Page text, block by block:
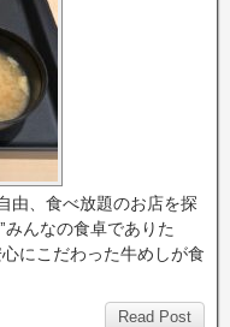
由、食べ放題のお店を探
んなの食卓でありた
にこだわった牛めしが食
Read Post